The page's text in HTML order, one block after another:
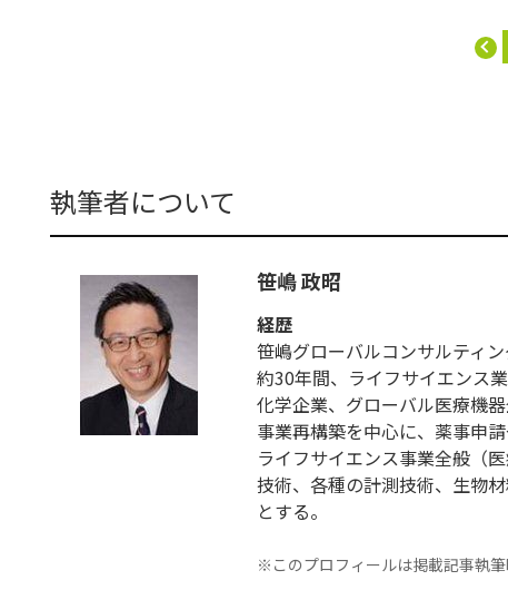
執筆者について
笹嶋 政昭
経歴
笹嶋グローバルコンサルティン
約30年間、ライフサイエンス
化学企業、グローバル医療機
事業再構築を中心に、薬事申
ライフサイエンス事業全般（
技術、各種の計測技術、生物
とする。
※このプロフィールは掲載記事執